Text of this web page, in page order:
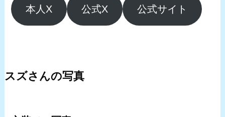
本人X 公式X 公式サイト
スズさんの写真